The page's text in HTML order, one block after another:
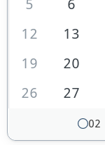
5
6
12
13
19
20
26
27
02